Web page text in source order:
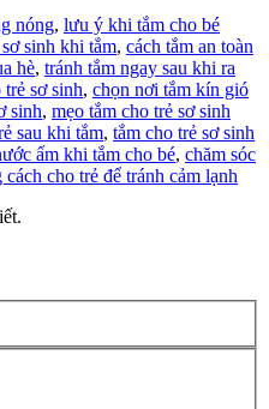
nóng, lưu ý khi tắm cho bé
sinh khi tắm, cách tắm an toàn
hè, tránh tắm ngay sau khi ra
sơ sinh, chọn nơi tắm kín gió
sinh, mẹo tắm cho trẻ sơ sinh
sau khi tắm, tắm cho trẻ sơ sinh
ấm khi tắm cho bé, chăm sóc
cách cho trẻ để tránh cảm lạnh